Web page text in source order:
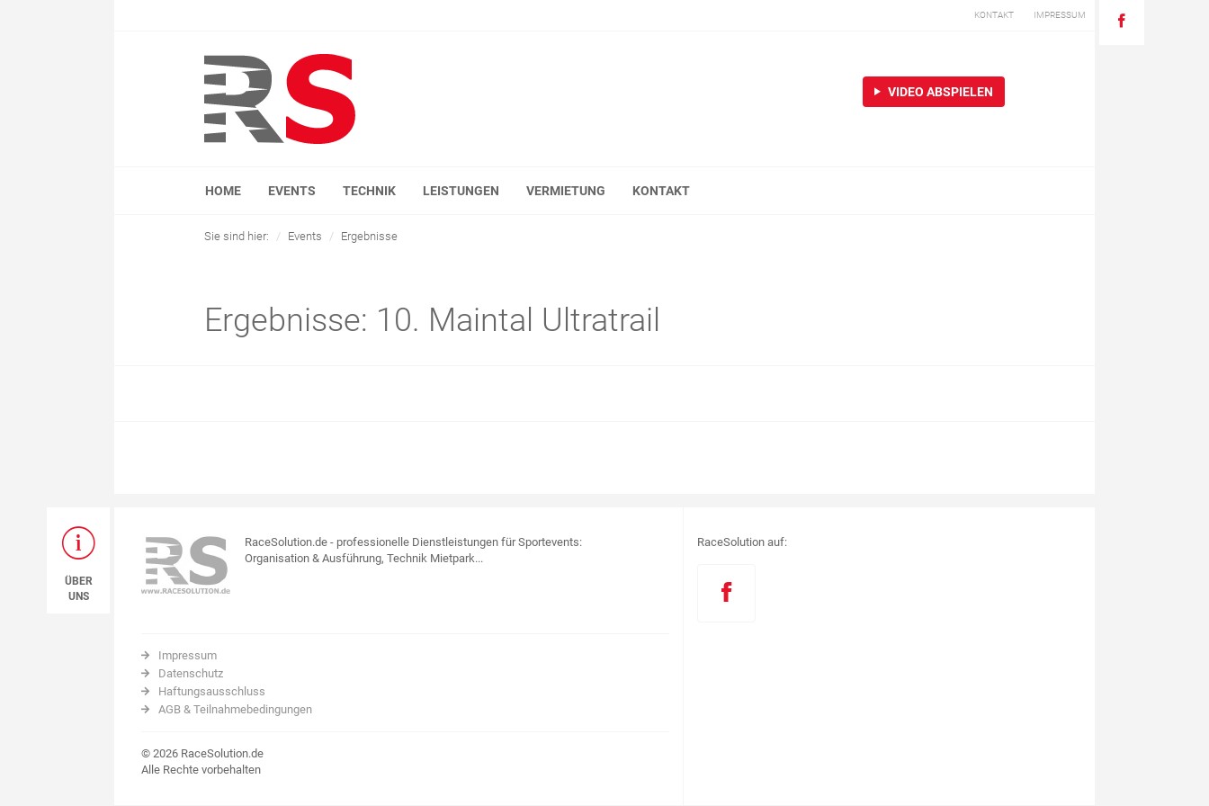
KONTAKT IMPRESSUM
VIDEO ABSPIELEN
HOME EVENTS TECHNIK LEISTUNGEN VERMIETUNG KONTAKT
Sie sind hier: Events Ergebnisse
Ergebnisse: 10. Maintal Ultratrail
ÜBER
UNS
RaceSolution.de - professionelle Dienstleistungen für Sportevents:
Organisation & Ausführung, Technik Mietpark...
Impressum
Datenschutz
Haftungsausschluss
AGB & Teilnahmebedingungen
© 2026 RaceSolution.de
Alle Rechte vorbehalten
RaceSolution auf: